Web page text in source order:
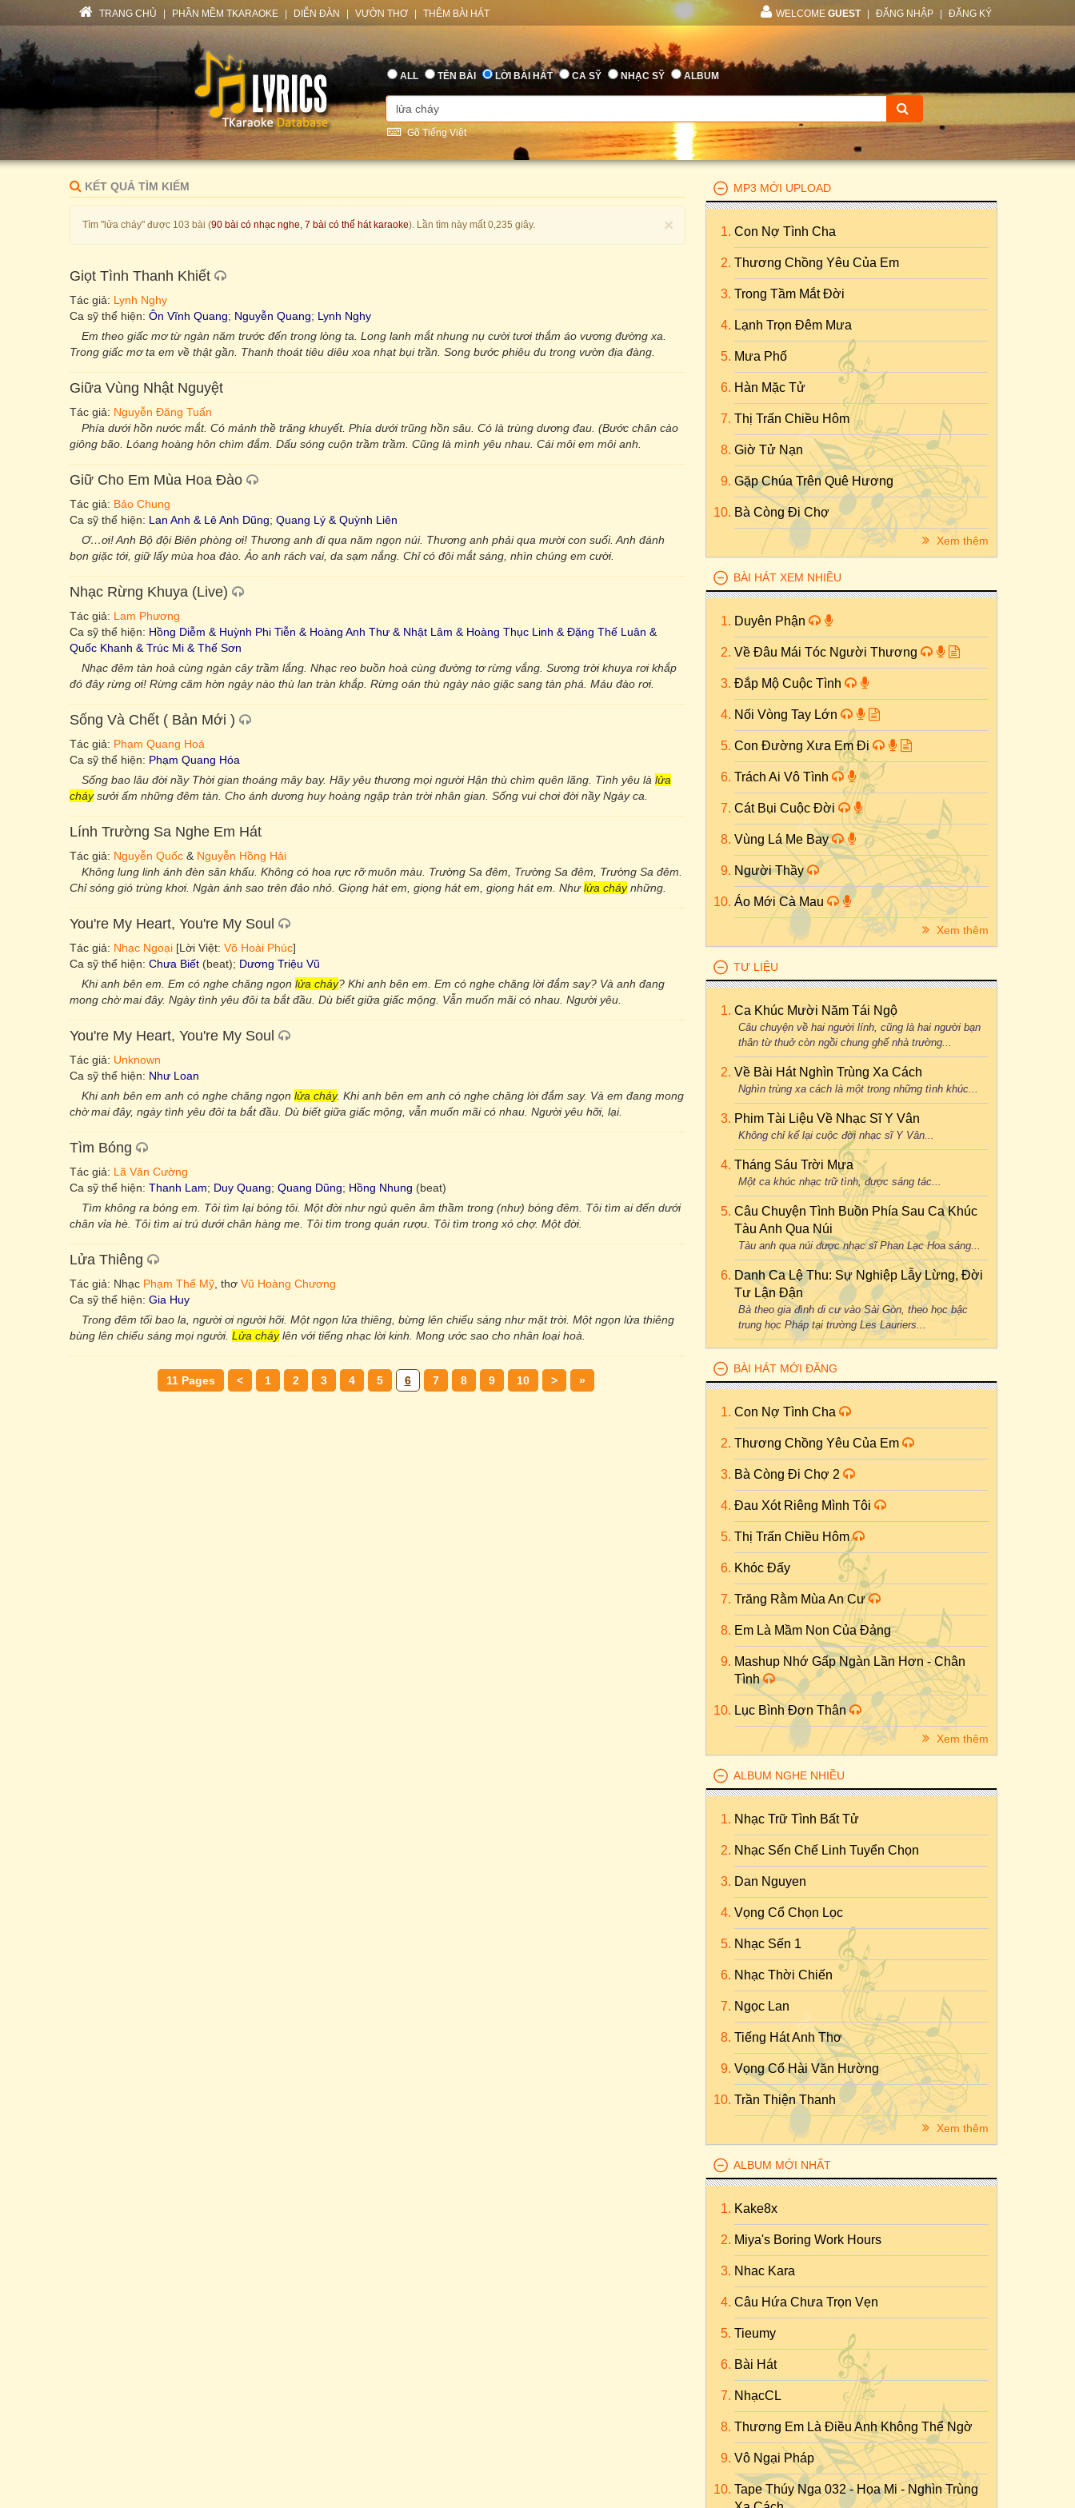
TRANG CHỦ PHẦN MỀM TKARAOKE DIỄN ĐÀN VƯỜN THƠ THÊM BÀI HÁT WELCOME GUEST ĐĂNG NHẬP ĐĂNG KÝ
ALL TÊN BÀI LỜI BÀI HÁT CA SỸ NHẠC SỸ ALBUM
Gõ Tiếng Việt
KẾT QUẢ TÌM KIẾM
×
Tìm "lửa cháy" được 103 bài (90 bài có nhạc nghe, 7 bài có thể hát karaoke). Lần tìm này mất 0,235 giây.
Giọt Tình Thanh Khiết
Tác giả: Lynh Nghy
Ca sỹ thể hiện: Ôn Vĩnh Quang; Nguyễn Quang; Lynh Nghy
Em theo giấc mơ từ ngàn năm trước đến trong lòng ta. Long lanh mắt nhung nụ cười tươi thắm áo vương đường xa.
Trong giấc mơ ta em về thật gần. Thanh thoát tiêu diêu xoa nhạt bụi trần. Song bước phiêu du trong vườn địa đàng.
Giữa Vùng Nhật Nguyệt
Tác giả: Nguyễn Đăng Tuấn
Phía dưới hồn nước mắt. Có mảnh thề trăng khuyết. Phía dưới trũng hồn sâu. Có là trùng dương đau. (Bước chân cào
giông bão. Lóang hoàng hôn chìm đắm. Dấu sóng cuộn trầm trầm. Cũng là mình yêu nhau. Cái môi em môi anh.
Giữ Cho Em Mùa Hoa Đào
Tác giả: Bảo Chung
Ca sỹ thể hiện: Lan Anh & Lê Anh Dũng; Quang Lý & Quỳnh Liên
Ơ…ơi! Anh Bộ đội Biên phòng ơi! Thương anh đi qua năm ngọn núi. Thương anh phải qua mười con suối. Anh đánh
bọn giặc tới, giữ lấy mùa hoa đào. Áo anh rách vai, da sạm nắng. Chỉ có đôi mắt sáng, nhìn chúng em cười.
Nhạc Rừng Khuya (Live)
Tác giả: Lam Phương
Ca sỹ thể hiện: Hồng Diễm & Huỳnh Phi Tiễn & Hoàng Anh Thư & Nhật Lâm & Hoàng Thục Linh & Đặng Thế Luân &
Quốc Khanh & Trúc Mi & Thế Sơn
Nhạc đêm tàn hoà cùng ngàn cây trầm lắng. Nhạc reo buồn hoà cùng đường tơ rừng vắng. Sương trời khuya rơi khắp
đó đây rừng ơi! Rừng căm hờn ngày nào thù lan tràn khắp. Rừng oán thù ngày nào giặc sang tàn phá. Máu đào rơi.
Sống Và Chết ( Bản Mới )
Tác giả: Phạm Quang Hoá
Ca sỹ thể hiện: Phạm Quang Hóa
Sống bao lâu đời nầy Thời gian thoáng mây bay. Hãy yêu thương mọi người Hận thù chìm quên lãng. Tình yêu là lửa
cháysưởi ấm những đêm tàn. Cho ánh dương huy hoàng ngập tràn trời nhân gian. Sống vui chơi đời nầy Ngày ca.
Lính Trường Sa Nghe Em Hát
Tác giả: Nguyễn Quốc & Nguyễn Hồng Hải
Không lung linh ánh đèn sân khấu. Không có hoa rực rỡ muôn màu. Trường Sa đêm, Trường Sa đêm, Trường Sa đêm.
Chỉ sóng gió trùng khơi. Ngàn ánh sao trên đảo nhỏ. Giọng hát em, giọng hát em, giọng hát em. Nhưlửa cháynhững.
You're My Heart, You're My Soul
Tác giả: Nhạc Ngoại [Lời Việt: Võ Hoài Phúc]
Ca sỹ thể hiện: Chưa Biết (beat); Dương Triệu Vũ
Khi anh bên em. Em có nghe chăng ngọn lửa cháy? Khi anh bên em. Em có nghe chăng lời đắm say? Và anh đang
mong chờ mai đây. Ngày tình yêu đôi ta bắt đầu. Dù biết giữa giấc mộng. Vẫn muốn mãi có nhau. Người yêu.
You're My Heart, You're My Soul
Tác giả: Unknown
Ca sỹ thể hiện: Như Loan
Khi anh bên em anh có nghe chăng ngọn lửa cháy. Khi anh bên em anh có nghe chăng lời đắm say. Và em đang mong
chờ mai đây, ngày tình yêu đôi ta bắt đầu. Dù biết giữa giấc mộng, vẫn muốn mãi có nhau. Người yêu hỡi, lại.
Tìm Bóng
Tác giả: Lã Văn Cường
Ca sỹ thể hiện: Thanh Lam; Duy Quang; Quang Dũng; Hồng Nhung (beat)
Tìm không ra bóng em. Tôi tìm lại bóng tôi. Một đời như ngủ quên âm thầm trong (như) bóng đêm. Tôi tìm ai đến dưới
chân vỉa hè. Tôi tìm ai trú dưới chân hàng me. Tôi tìm trong quán rượu. Tôi tìm trong xó chợ. Một đời.
Lửa Thiêng
Tác giả: Nhạc Phạm Thế Mỹ , thơ Vũ Hoàng Chương
Ca sỹ thể hiện: Gia Huy
Trong đêm tối bao la, người ơi người hỡi. Một ngọn lửa thiêng, bừng lên chiếu sáng như mặt trời. Một ngọn lửa thiêng
bùng lên chiếu sáng mọi người. Lửa cháylên với tiếng nhạc lời kinh. Mong ước sao cho nhân loại hoà.
11 Pages < 1 2 3 4 5 6 7 8 9 10 > »
MP3 MỚI UPLOAD
Con Nợ Tình Cha
Thương Chồng Yêu Của Em
Trong Tầm Mắt Đời
Lạnh Trọn Đêm Mưa
Mưa Phố
Hàn Mặc Tử
Thị Trấn Chiều Hôm
Giờ Tử Nạn
Gặp Chúa Trên Quê Hương
Bà Còng Đi Chợ
Xem thêm
BÀI HÁT XEM NHIỀU
Duyên Phận
Về Đâu Mái Tóc Người Thương
Đắp Mộ Cuộc Tình
Nối Vòng Tay Lớn
Con Đường Xưa Em Đi
Trách Ai Vô Tình
Cát Bụi Cuộc Đời
Vùng Lá Me Bay
Người Thầy
Áo Mới Cà Mau
Xem thêm
TƯ LIỆU
Ca Khúc Mười Năm Tái Ngộ
Câu chuyện về hai người lính, cũng là hai người bạn
thân từ thuở còn ngồi chung ghế nhà trường...
Về Bài Hát Nghìn Trùng Xa Cách
Nghìn trùng xa cách là một trong những tình khúc...
Phim Tài Liệu Về Nhạc Sĩ Y Vân
Không chỉ kể lại cuộc đời nhạc sĩ Y Vân...
Tháng Sáu Trời Mưa
Một ca khúc nhạc trữ tình, được sáng tác...
Câu Chuyện Tình Buồn Phía Sau Ca Khúc
Tàu Anh Qua Núi
Tàu anh qua núi được nhạc sĩ Phan Lạc Hoa sáng...
Danh Ca Lệ Thu: Sự Nghiệp Lẫy Lừng, Đời
Tư Lận Đận
Bà theo gia đình di cư vào Sài Gòn, theo học bậc
trung học Pháp tại trường Les Lauriers...
BÀI HÁT MỚI ĐĂNG
Con Nợ Tình Cha
Thương Chồng Yêu Của Em
Bà Còng Đi Chợ 2
Đau Xót Riêng Mình Tôi
Thị Trấn Chiều Hôm
Khóc Đấy
Trăng Rằm Mùa An Cư
Em Là Mầm Non Của Đảng
Mashup Nhớ Gấp Ngàn Lần Hơn - Chân
Tình
Lục Bình Đơn Thân
Xem thêm
ALBUM NGHE NHIỀU
Nhạc Trữ Tình Bất Tử
Nhạc Sến Chế Linh Tuyển Chọn
Dan Nguyen
Vọng Cổ Chọn Lọc
Nhạc Sến 1
Nhạc Thời Chiến
Ngọc Lan
Tiếng Hát Anh Thơ
Vọng Cổ Hài Văn Hường
Trần Thiện Thanh
Xem thêm
ALBUM MỚI NHẤT
Kake8x
Miya's Boring Work Hours
Nhac Kara
Câu Hứa Chưa Trọn Vẹn
Tieumy
Bài Hát
NhạcCL
Thương Em Là Điều Anh Không Thể Ngờ
Vô Ngại Pháp
Tape Thúy Nga 032 - Họa Mi - Nghìn Trùng